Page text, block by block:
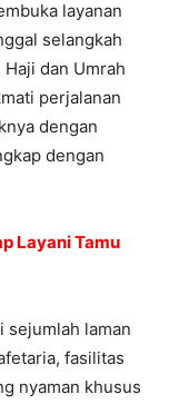
layanan
selangkah
dan Umrah
perjalanan
dengan
dengan
Layani Tamu
sejumlah laman
fasilitas
nyaman khusus